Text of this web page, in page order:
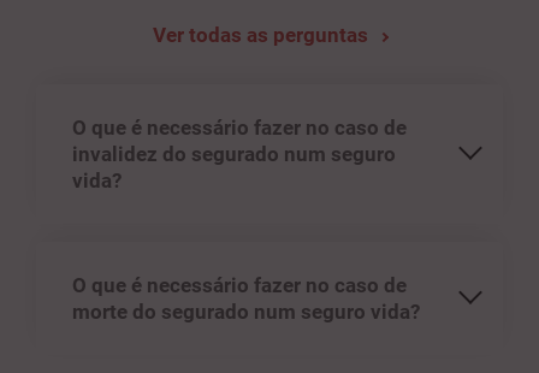
Ver todas as perguntas
O que é necessário fazer no caso de
invalidez do segurado num seguro
vida?
O que é necessário fazer no caso de
morte do segurado num seguro vida?